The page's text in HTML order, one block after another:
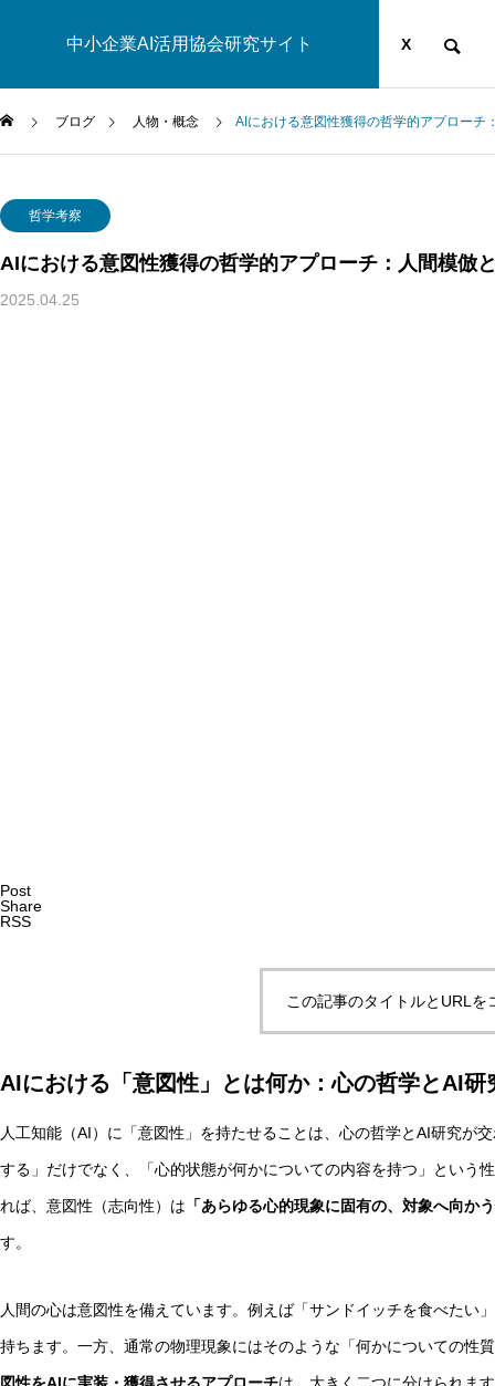
中小企業AI活用協会研究サイト
運営団体 YOUTUBE X
非意識的苦痛はどう測る?現象語彙に依存しないwelfare指
ブログ 人物・概念 AIにおける意図性獲得の哲学的アプローチ
哲学考察
AIにおける意図性獲得の哲学的アプローチ：人間模倣
2025.04.25
Post
Share
RSS
この記事のタイトルとURLを
AIにおける「意図性」とは何か：心の哲学とAI研
人工知能（AI）に「意図性」を持たせることは、心の哲学とAI研究が
する」だけでなく、「心的状態が何かについての内容を持つ」という
れば、意図性（志向性）は 「あらゆる心的現象に固有の、対象へ向か
す。
人間の心は意図性を備えています。例えば「サンドイッチを食べたい
持ちます。一方、通常の物理現象にはそのような「何かについての性